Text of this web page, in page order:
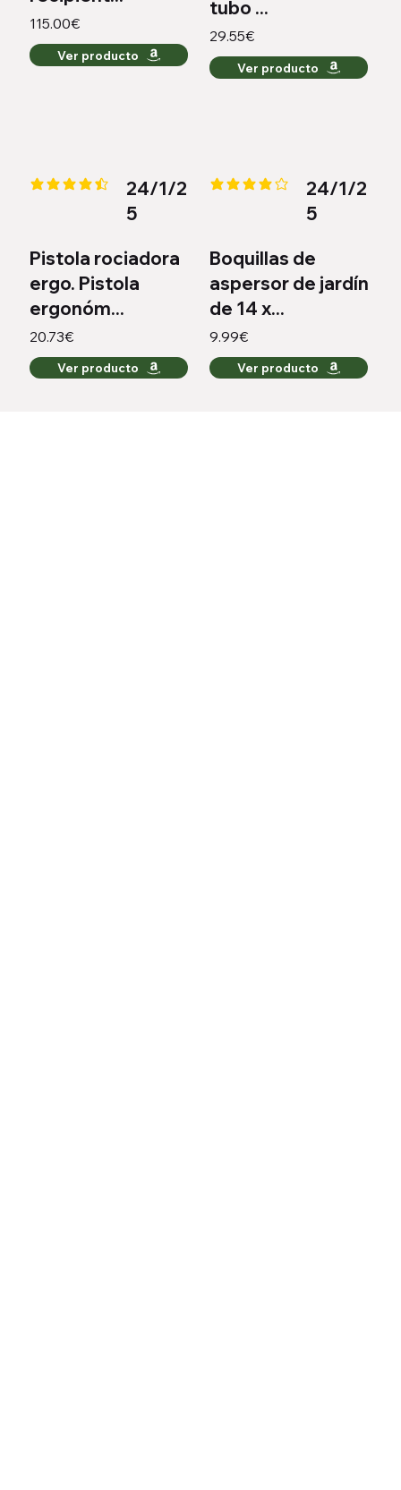
115.00€
Ver producto
tubo ...
29.55€
Ver producto
la calificación promedio es 4.4 de 5
24/1/2
5
Pistola rociadora
ergo. Pistola
ergonóm...
20.73€
Ver producto
la calificación promedio es 3.8
24/1/2
5
Boquillas de
aspersor de jardín
de 14 x...
9.99€
Ver producto